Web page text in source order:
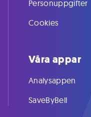
Personuppgifter
Cookies
Våra appar
Analysappen
SaveByBell